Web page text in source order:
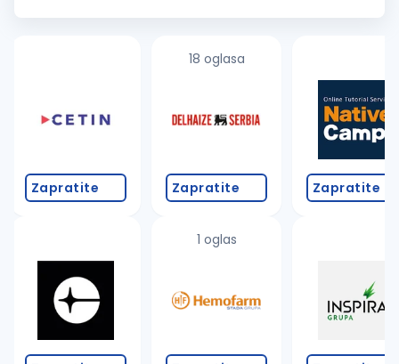
prednosti kompanije...
Zapratite
18 oglasa
Zapratite
1 oglas
Zapratite